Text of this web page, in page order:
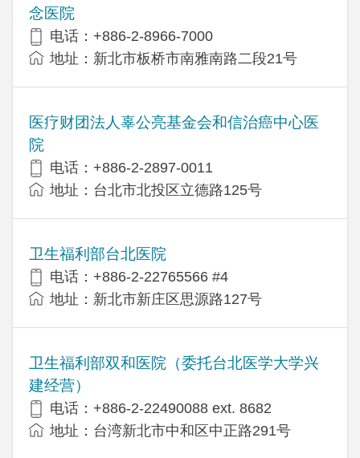
念医院
电话：+886-2-8966-7000
地址：新北市板桥市南雅南路二段21号
医疗财团法人辜公亮基金会和信治癌中心医
院
电话：+886-2-2897-0011
地址：台北市北投区立德路125号
卫生福利部台北医院
电话：+886-2-22765566 #4
地址：新北市新庄区思源路127号
卫生福利部双和医院（委托台北医学大学兴
建经营）
电话：+​886-2-22490088 ext. 8682
地址：台湾新北市中和区中正路291号